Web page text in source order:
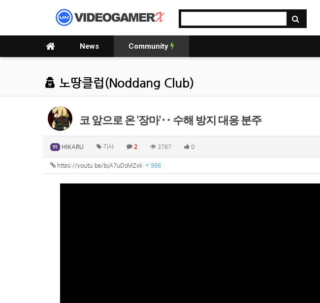
News Community
노땅클럽(Noddang Club)
코 앞으로 온 '장마'‥ 수해 방지 대응 분주
99 HIKARU 기사 2 3767 0
https://youtu.be/bjA7uDsMZxk + 986